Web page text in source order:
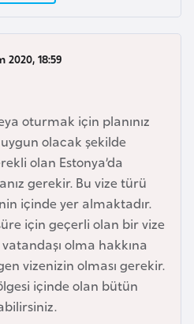
2020, 18:59
oturmak için planınız
olacak şekilde
olan Estonya’da
gerekir. Bu vize türü
içinde yer almaktadır.
için geçerli olan bir vize
olma hakkına
vizenizin olması gerekir.
içinde olan bütün